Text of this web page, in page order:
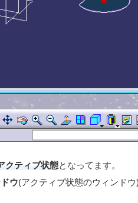
クティブ状態となってます。
ウ(アクティブ状態のウィンド